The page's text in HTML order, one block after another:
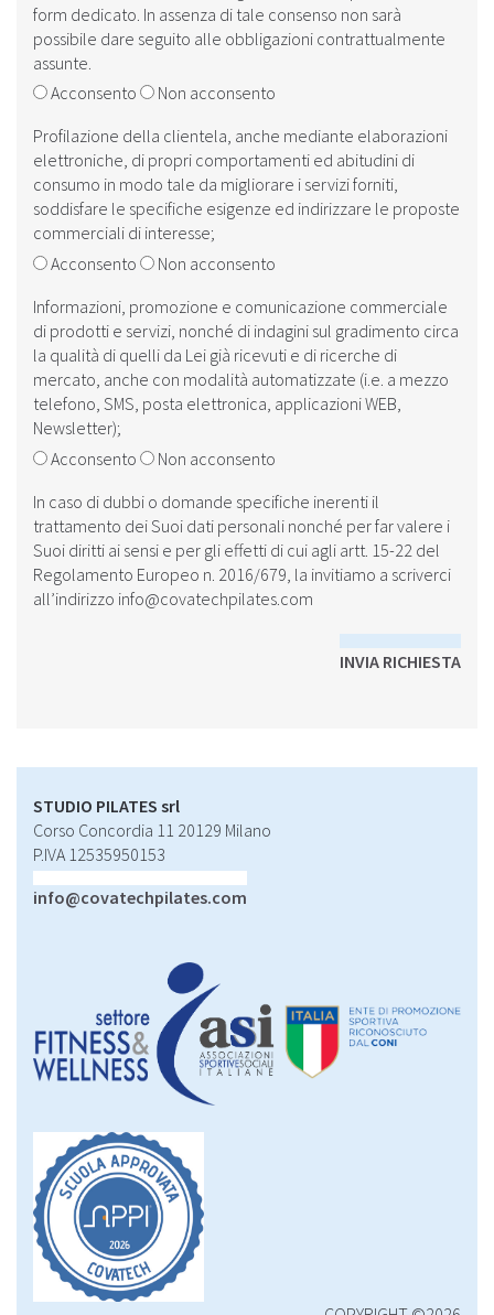
form dedicato. In assenza di tale consenso non sarà
possibile dare seguito alle obbligazioni contrattualmente
assunte.
Acconsento
Non acconsento
Profilazione della clientela, anche mediante elaborazioni
elettroniche, di propri comportamenti ed abitudini di
consumo in modo tale da migliorare i servizi forniti,
soddisfare le specifiche esigenze ed indirizzare le proposte
commerciali di interesse;
Acconsento
Non acconsento
Informazioni, promozione e comunicazione commerciale
di prodotti e servizi, nonché di indagini sul gradimento circa
la qualità di quelli da Lei già ricevuti e di ricerche di
mercato, anche con modalità automatizzate (i.e. a mezzo
telefono, SMS, posta elettronica, applicazioni WEB,
Newsletter);
Acconsento
Non acconsento
In caso di dubbi o domande specifiche inerenti il
trattamento dei Suoi dati personali nonché per far valere i
Suoi diritti ai sensi e per gli effetti di cui agli artt. 15-22 del
Regolamento Europeo n. 2016/679, la invitiamo a scriverci
all’indirizzo info@covatechpilates.com
INVIA RICHIESTA
STUDIO PILATES srl
Corso Concordia 11 20129 Milano
P.IVA 12535950153
info@covatechpilates.com